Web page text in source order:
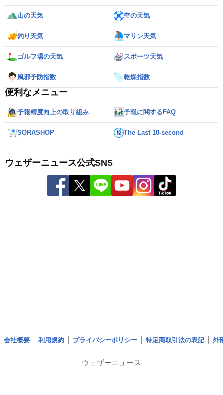
山の天気 空の天気
釣り天気 マリン天気
ゴルフ場の天気 スポーツ天気
風邪予防指数 乾燥指数
便利なメニュー
予報精度向上の取り組み 予報に関するFAQ
SORASHOP The Last 10-second
ウェザーニュース公式SNS
会社概要 利用規約 プライバシーポリシー 特定商取引法の表記 外
ウェザーニュース